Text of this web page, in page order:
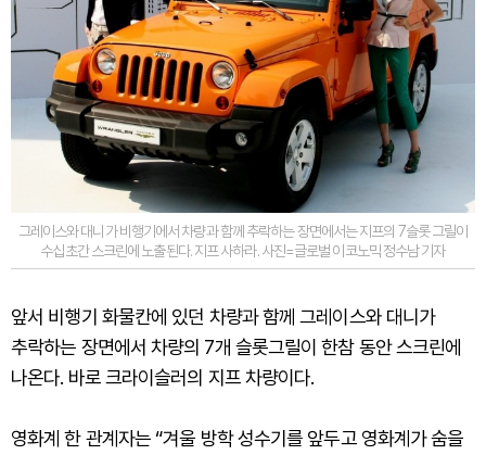
그레이스와 대니가 비행기에서 차량과 함께 추락하는 장면에서는 지프의 7슬롯 그릴이
수십초간 스크린에 노출된다. 지프 사하라. 사진=글로벌 이코노믹 정수남 기자
앞서 비행기 화물칸에 있던 차량과 함께 그레이스와 대니가
추락하는 장면에서 차량의 7개 슬롯그릴이 한참 동안 스크린에
나온다. 바로 크라이슬러의 지프 차량이다.
영화계 한 관계자는 “겨울 방학 성수기를 앞두고 영화계가 숨을